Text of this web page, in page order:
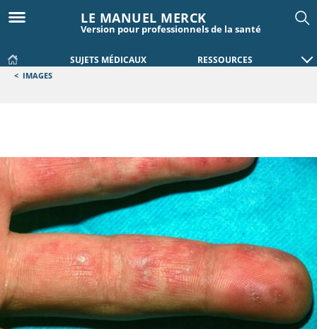
LE MANUEL MERCK
Version pour professionnels de la santé
SUJETS MÉDICAUX RESSOURCES
< IMAGES